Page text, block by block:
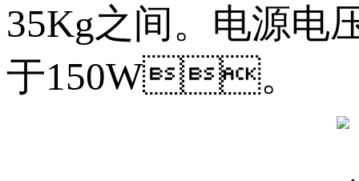
35Kg之间。电
于150W。